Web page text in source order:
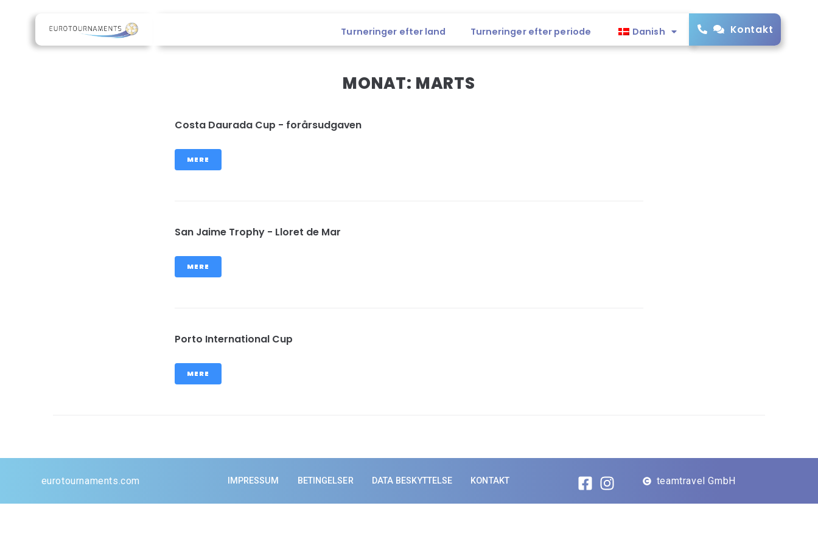
Turneringer efter land Turneringer efter periode Danish Kontakt
MONAT: MARTS
Costa Daurada Cup - forårsudgaven
MERE
San Jaime Trophy - Lloret de Mar
MERE
Porto International Cup
MERE
eurotournaments.com IMPRESSUM BETINGELSER DATA BESKYTTELSE KONTAKT teamtravel GmbH